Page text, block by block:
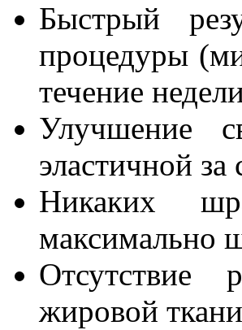
Быстрый
процедуры
течение
Улучшение
эластичной
Никаких
максимально
Отсутствие
жировой